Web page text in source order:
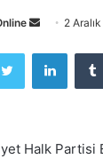
Bir
posta
göndermek
2
Twitter
Halk Partisi